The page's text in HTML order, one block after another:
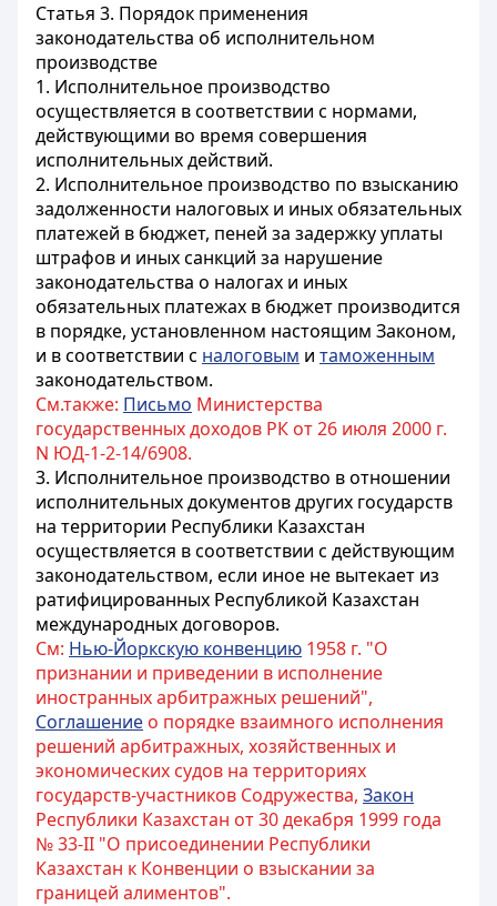
Статья 3. Порядок применения
законодательства об исполнительном
производстве
1. Исполнительное производство
осуществляется в соответствии с нормами,
действующими во время совершения
исполнительных действий.
2. Исполнительное производство по взысканию
задолженности налоговых и иных обязательных
платежей в бюджет, пеней за задержку уплаты
штрафов и иных санкций за нарушение
законодательства о налогах и иных
обязательных платежах в бюджет производится
в порядке, установленном настоящим Законом,
и в соответствии с налоговым и таможенным
законодательством.
См.также: Письмо Министерства
государственных доходов РК от 26 июля 2000 г.
N ЮД-1-2-14/6908.
3. Исполнительное производство в отношении
исполнительных документов других государств
на территории Республики Казахстан
осуществляется в соответствии с действующим
законодательством, если иное не вытекает из
ратифицированных Республикой Казахстан
международных договоров.
См: Нью-Йоркскую конвенцию 1958 г. "О
признании и приведении в исполнение
иностранных арбитражных решений",
Соглашение о порядке взаимного исполнения
решений арбитражных, хозяйственных и
экономических судов на территориях
государств-участников Содружества, Закон
Республики Казахстан от 30 декабря 1999 года
№ 33-II "О присоединении Республики
Казахстан к Конвенции о взыскании за
границей алиментов".